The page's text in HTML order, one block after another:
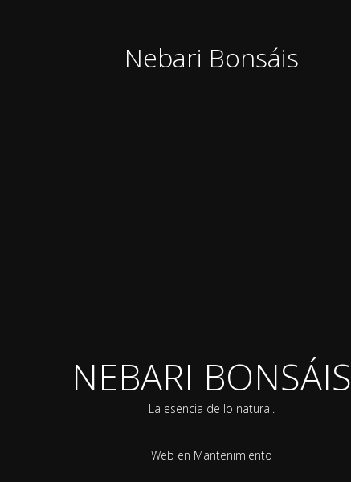
Nebari Bonsáis
NEBARI BONSÁIS
La esencia de lo natural.
Web en Mantenimiento